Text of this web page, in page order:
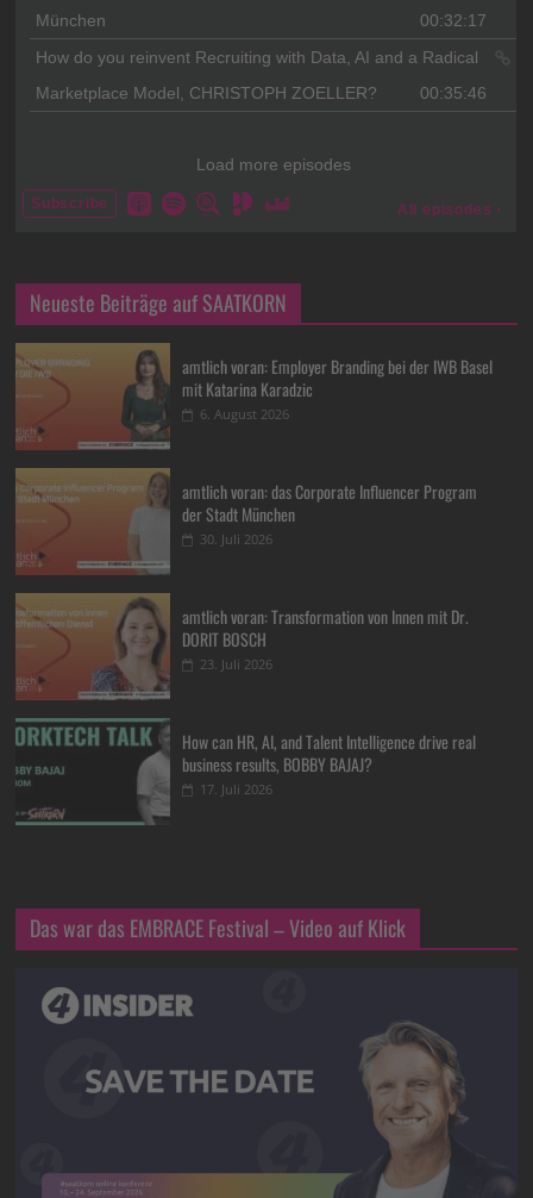
Neueste Beiträge auf SAATKORN
amtlich voran: Employer Branding bei der IWB Basel
mit Katarina Karadzic
6. August 2026
amtlich voran: das Corporate Influencer Program
der Stadt München
30. Juli 2026
amtlich voran: Transformation von Innen mit Dr.
DORIT BOSCH
23. Juli 2026
How can HR, AI, and Talent Intelligence drive real
business results, BOBBY BAJAJ?
17. Juli 2026
Das war das EMBRACE Festival – Video auf Klick